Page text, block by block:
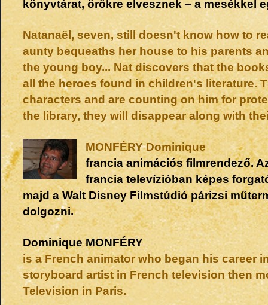
könyvtárat, örökre elvesznek – a mesékkel
Natanaël, seven, still doesn't know how to
aunty bequeaths her house to his parents
the young boy... Nat discovers that the
all the heroes found in children's literature.
characters and are counting on him for
the library, they will disappear along with
MONFÉRY Dominique
francia animációs filmrendező.
francia televízióban képes
majd a Walt Disney Filmstúdió párizsi
dolgozni.
Dominique MONFÉRY
is a French animator who began his career
storyboard artist in French television then
Television in Paris.